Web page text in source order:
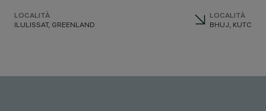
LOCALITÀ
ILULISSAT, GREENLAND
LOCALITÀ
BHUJ, KUTCH,